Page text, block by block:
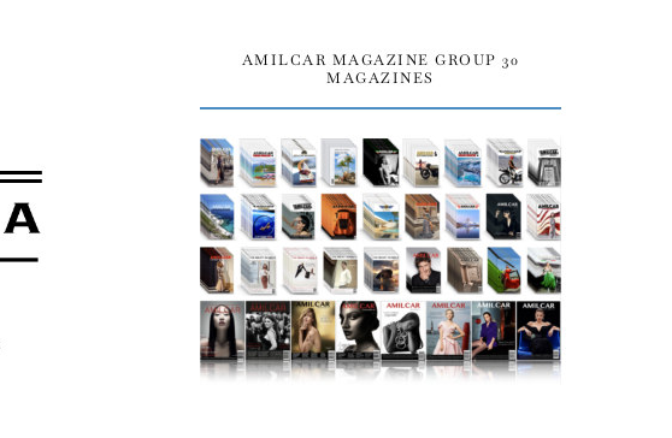
AMILCAR MAGAZINE GROUP 30
MAGAZINES